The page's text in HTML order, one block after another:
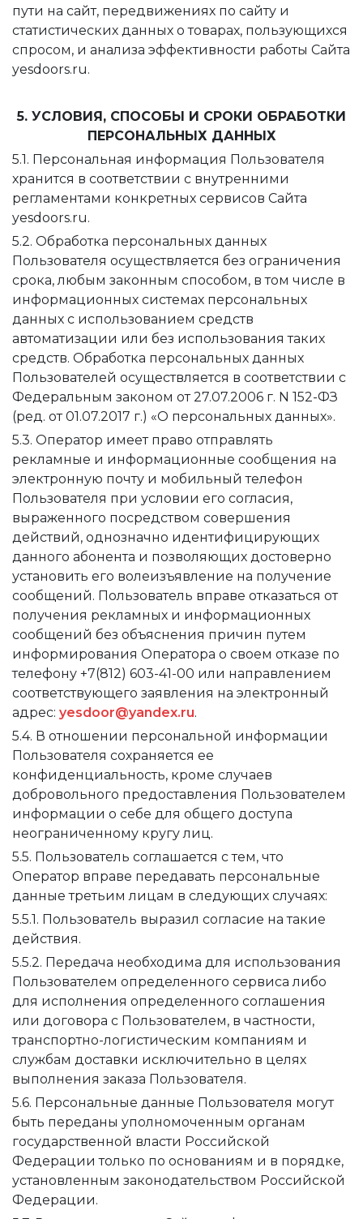
пути на сайт, передвижениях по сайту и
статистических данных о товарах, пользующихся
спросом, и анализа эффективности работы Сайта
yesdoors.ru.
5. УСЛОВИЯ, СПОСОБЫ И СРОКИ ОБРАБОТКИ
ПЕРСОНАЛЬНЫХ ДАННЫХ
5.1. Персональная информация Пользователя
хранится в соответствии с внутренними
регламентами конкретных сервисов Сайта
yesdoors.ru.
5.2. Обработка персональных данных
Пользователя осуществляется без ограничения
срока, любым законным способом, в том числе в
информационных системах персональных
данных с использованием средств
автоматизации или без использования таких
средств. Обработка персональных данных
Пользователей осуществляется в соответствии с
Федеральным законом от 27.07.2006 г. N 152-ФЗ
(ред. от 01.07.2017 г.) «О персональных данных».
5.3. Оператор имеет право отправлять
рекламные и информационные сообщения на
электронную почту и мобильный телефон
Пользователя при условии его согласия,
выраженного посредством совершения
действий, однозначно идентифицирующих
данного абонента и позволяющих достоверно
установить его волеизъявление на получение
сообщений. Пользователь вправе отказаться от
получения рекламных и информационных
сообщений без объяснения причин путем
информирования Оператора о своем отказе по
телефону +7(812) 603-41-00 или направлением
соответствующего заявления на электронный
адрес: yesdoor@yandex.ru.
5.4. В отношении персональной информации
Пользователя сохраняется ее
конфиденциальность, кроме случаев
добровольного предоставления Пользователем
информации о себе для общего доступа
неограниченному кругу лиц.
5.5. Пользователь соглашается с тем, что
Оператор вправе передавать персональные
данные третьим лицам в следующих случаях:
5.5.1. Пользователь выразил согласие на такие
действия.
5.5.2. Передача необходима для использования
Пользователем определенного сервиса либо
для исполнения определенного соглашения
или договора с Пользователем, в частности,
транспортно-логистическим компаниям и
службам доставки исключительно в целях
выполнения заказа Пользователя.
5.6. Персональные данные Пользователя могут
быть переданы уполномоченным органам
государственной власти Российской
Федерации только по основаниям и в порядке,
установленным законодательством Российской
Федерации.